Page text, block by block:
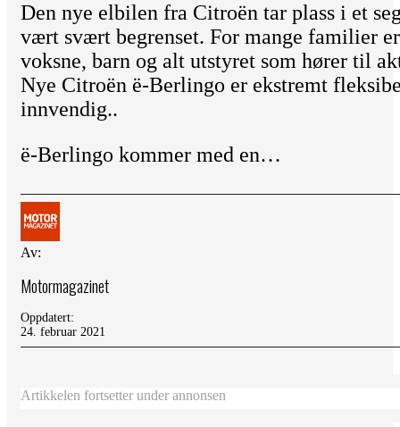
Den nye elbilen fra Citroën tar plass i et
vært svært begrenset. For mange familier
voksne, barn og alt utstyret som hører til
Nye Citroën ë-Berlingo er ekstremt
innvendig..
ë-Berlingo kommer med en…
Av:
Motormagazinet
Oppdatert:
24. februar 2021
Artikkelen fortsetter under annonsen